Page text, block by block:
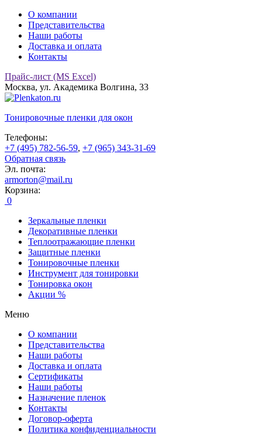
О компании
Представительства
Наши работы
Доставка и оплата
Контакты
Прайс-лист (MS Excel)
Москва, ул. Академика Волгина, 33
Тонировочные пленки для окон
Телефоны:
+7 (495) 782-56-59, +7 (965) 343-31-69
Обратная связь
Эл. почта:
armorton@mail.ru
Корзина:
0
Зеркальные пленки
Декоративные пленки
Теплоотражающие пленки
Защитные пленки
Тонировочные пленки
Инструмент для тонировки
Тонировка окон
Акции %
Меню
О компании
Представительства
Наши работы
Доставка и оплата
Сертификаты
Наши работы
Назначение пленок
Контакты
Договор-оферта
Политика конфиденциальности